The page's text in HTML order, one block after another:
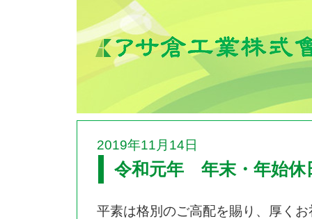
2019年11月14日
令和元年 年末・年始休
平素は格別のご高配を賜り、厚く